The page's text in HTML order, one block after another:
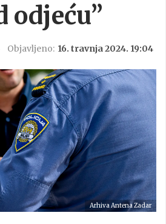
odjeću”
Objavljeno: 16. travnja 2024. 19:04
Arhiva Antena Zadar